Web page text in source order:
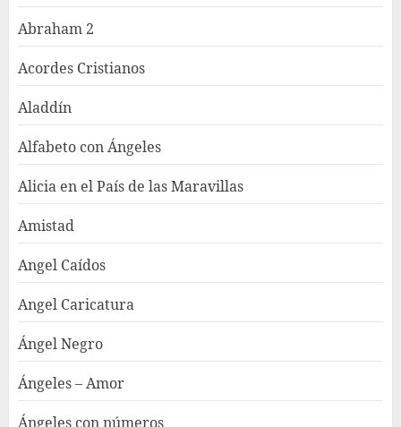
Abraham 2
Acordes Cristianos
Aladdín
Alfabeto con Ángeles
Alicia en el País de las Maravillas
Amistad
Angel Caídos
Angel Caricatura
Ángel Negro
Ángeles – Amor
Ángeles con números